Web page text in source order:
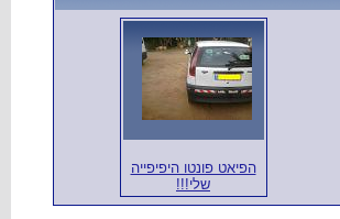
הפיאט פונטו היפיפייה
שלי!!!